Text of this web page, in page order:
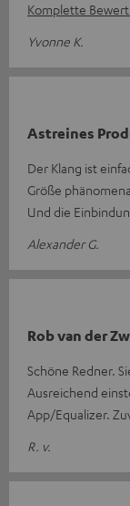
Komplette
Yvonne K.
Astreines
Der Klang ist
Größe
Und die
Alexander G.
Rob van der
Schöne Redner.
Ausreichend
App/Equalizer.
R. v.